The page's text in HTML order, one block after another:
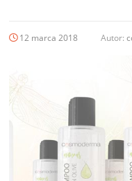
12 marca 2018 Autor: